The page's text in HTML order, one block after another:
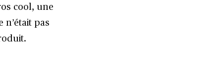
cool, une
n’était pas